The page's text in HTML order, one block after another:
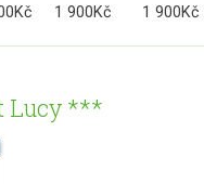
1 900Kč 1 900Kč
Lucy ***